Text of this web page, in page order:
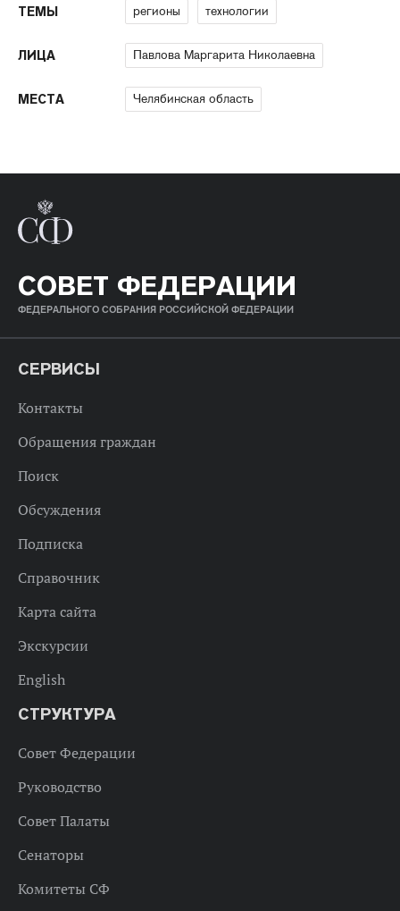
ТЕМЫ регионы технологии
ЛИЦА Павлова Маргарита Николаевна
МЕСТА Челябинская область
СОВЕТ ФЕДЕРАЦИИ
ФЕДЕРАЛЬНОГО СОБРАНИЯ РОССИЙСКОЙ ФЕДЕРАЦИИ
СЕРВИСЫ
Контакты
Обращения граждан
Поиск
Обсуждения
Подписка
Справочник
Карта сайта
Экскурсии
English
СТРУКТУРА
Совет Федерации
Руководство
Совет Палаты
Сенаторы
Комитеты СФ